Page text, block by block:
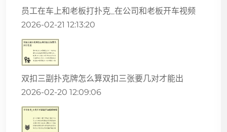
员工在车上和老板打扑克_在公司和老板开车视频
2026-02-21 12:13:20
双扣三副扑克牌怎么算双扣三张要几对才能出
2026-02-20 12:09:06